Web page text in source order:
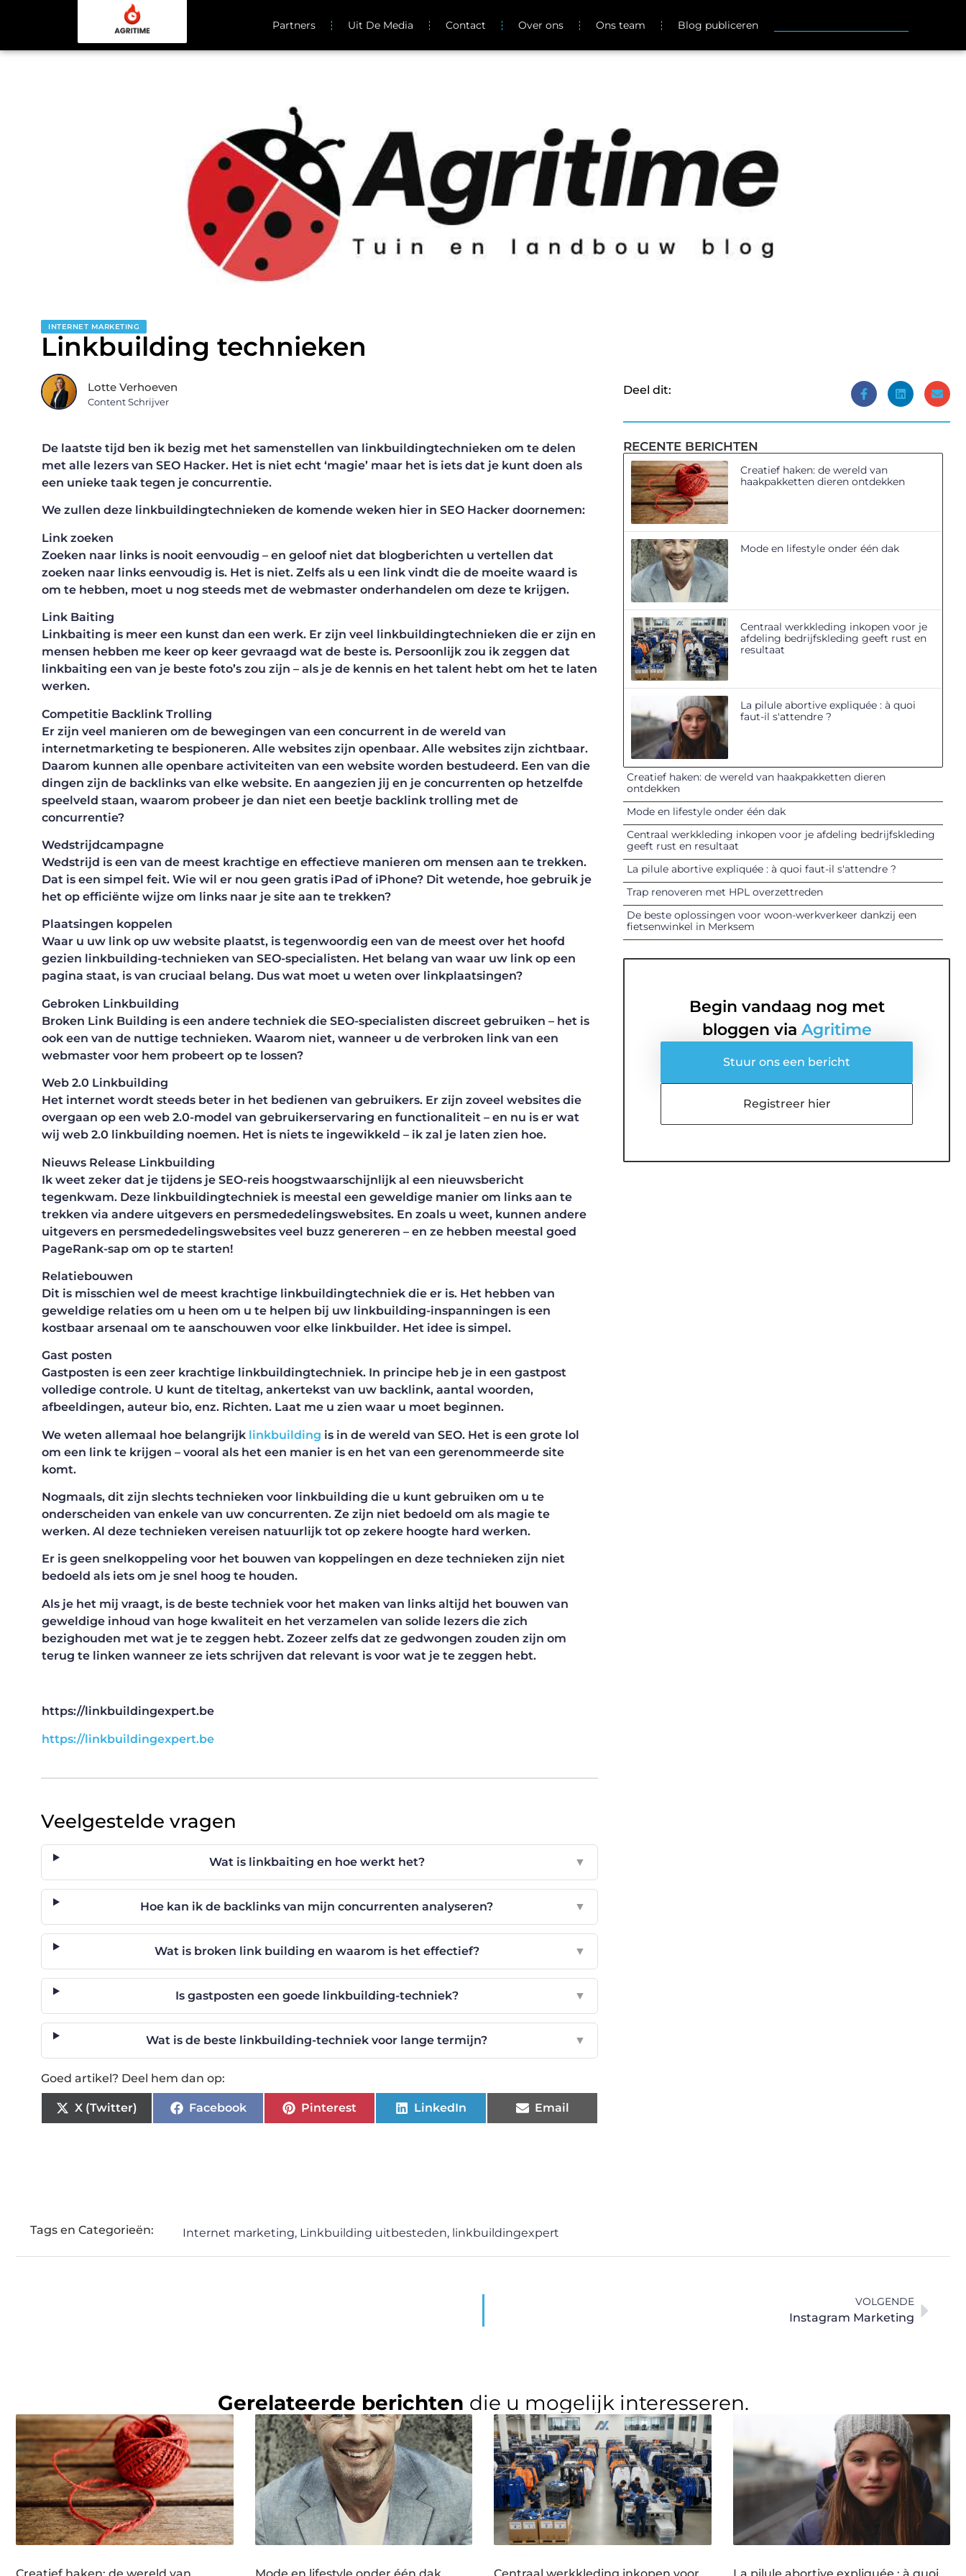
Partners Uit De Media Contact Over ons Ons team Blog publiceren
INTERNET MARKETING
Linkbuilding technieken
Lotte Verhoeven
Content Schrijver
De laatste tijd ben ik bezig met het samenstellen van linkbuildingtechnieken om te delen
met alle lezers van SEO Hacker. Het is niet echt ‘magie’ maar het is iets dat je kunt doen als
een unieke taak tegen je concurrentie.
We zullen deze linkbuildingtechnieken de komende weken hier in SEO Hacker doornemen:
Link zoeken
Zoeken naar links is nooit eenvoudig – en geloof niet dat blogberichten u vertellen dat
zoeken naar links eenvoudig is. Het is niet. Zelfs als u een link vindt die de moeite waard is
om te hebben, moet u nog steeds met de webmaster onderhandelen om deze te krijgen.
Link Baiting
Linkbaiting is meer een kunst dan een werk. Er zijn veel linkbuildingtechnieken die er zijn en
mensen hebben me keer op keer gevraagd wat de beste is. Persoonlijk zou ik zeggen dat
linkbaiting een van je beste foto’s zou zijn – als je de kennis en het talent hebt om het te laten
werken.
Competitie Backlink Trolling
Er zijn veel manieren om de bewegingen van een concurrent in de wereld van
internetmarketing te bespioneren. Alle websites zijn openbaar. Alle websites zijn zichtbaar.
Daarom kunnen alle openbare activiteiten van een website worden bestudeerd. Een van die
dingen zijn de backlinks van elke website. En aangezien jij en je concurrenten op hetzelfde
speelveld staan, waarom probeer je dan niet een beetje backlink trolling met de
concurrentie?
Wedstrijdcampagne
Wedstrijd is een van de meest krachtige en effectieve manieren om mensen aan te trekken.
Dat is een simpel feit. Wie wil er nou geen gratis iPad of iPhone? Dit wetende, hoe gebruik je
het op efficiënte wijze om links naar je site aan te trekken?
Plaatsingen koppelen
Waar u uw link op uw website plaatst, is tegenwoordig een van de meest over het hoofd
gezien linkbuilding-technieken van SEO-specialisten. Het belang van waar uw link op een
pagina staat, is van cruciaal belang. Dus wat moet u weten over linkplaatsingen?
Gebroken Linkbuilding
Broken Link Building is een andere techniek die SEO-specialisten discreet gebruiken – het is
ook een van de nuttige technieken. Waarom niet, wanneer u de verbroken link van een
webmaster voor hem probeert op te lossen?
Web 2.0 Linkbuilding
Het internet wordt steeds beter in het bedienen van gebruikers. Er zijn zoveel websites die
overgaan op een web 2.0-model van gebruikerservaring en functionaliteit – en nu is er wat
wij web 2.0 linkbuilding noemen. Het is niets te ingewikkeld – ik zal je laten zien hoe.
Nieuws Release Linkbuilding
Ik weet zeker dat je tijdens je SEO-reis hoogstwaarschijnlijk al een nieuwsbericht
tegenkwam. Deze linkbuildingtechniek is meestal een geweldige manier om links aan te
trekken via andere uitgevers en persmededelingswebsites. En zoals u weet, kunnen andere
uitgevers en persmededelingswebsites veel buzz genereren – en ze hebben meestal goed
PageRank-sap om op te starten!
Relatiebouwen
Dit is misschien wel de meest krachtige linkbuildingtechniek die er is. Het hebben van
geweldige relaties om u heen om u te helpen bij uw linkbuilding-inspanningen is een
kostbaar arsenaal om te aanschouwen voor elke linkbuilder. Het idee is simpel.
Gast posten
Gastposten is een zeer krachtige linkbuildingtechniek. In principe heb je in een gastpost
volledige controle. U kunt de titeltag, ankertekst van uw backlink, aantal woorden,
afbeeldingen, auteur bio, enz. Richten. Laat me u zien waar u moet beginnen.
We weten allemaal hoe belangrijk linkbuilding is in de wereld van SEO. Het is een grote lol
om een ​​link te krijgen – vooral als het een manier is en het van een gerenommeerde site
komt.
Nogmaals, dit zijn slechts technieken voor linkbuilding die u kunt gebruiken om u te
onderscheiden van enkele van uw concurrenten. Ze zijn niet bedoeld om als magie te
werken. Al deze technieken vereisen natuurlijk tot op zekere hoogte hard werken.
Er is geen snelkoppeling voor het bouwen van koppelingen en deze technieken zijn niet
bedoeld als iets om je snel hoog te houden.
Als je het mij vraagt, is de beste techniek voor het maken van links altijd het bouwen van
geweldige inhoud van hoge kwaliteit en het verzamelen van solide lezers die zich
bezighouden met wat je te zeggen hebt. Zozeer zelfs dat ze gedwongen zouden zijn om
terug te linken wanneer ze iets schrijven dat relevant is voor wat je te zeggen hebt.
https://linkbuildingexpert.be
https://linkbuildingexpert.be
Veelgestelde vragen
Wat is linkbaiting en hoe werkt het? ▼
Hoe kan ik de backlinks van mijn concurrenten analyseren? ▼
Wat is broken link building en waarom is het effectief? ▼
Is gastposten een goede linkbuilding-techniek? ▼
Wat is de beste linkbuilding-techniek voor lange termijn? ▼
Goed artikel? Deel hem dan op:
X (Twitter) Facebook Pinterest LinkedIn Email
Deel dit:
RECENTE BERICHTEN
Creatief haken: de wereld van
haakpakketten dieren ontdekken
Mode en lifestyle onder één dak
Centraal werkkleding inkopen voor je
afdeling bedrijfskleding geeft rust en
resultaat
La pilule abortive expliquée : à quoi
faut-il s'attendre ?
Creatief haken: de wereld van haakpakketten dieren
ontdekken
Mode en lifestyle onder één dak
Centraal werkkleding inkopen voor je afdeling bedrijfskleding
geeft rust en resultaat
La pilule abortive expliquée : à quoi faut-il s'attendre ?
Trap renoveren met HPL overzettreden
De beste oplossingen voor woon-werkverkeer dankzij een
fietsenwinkel in Merksem
Begin vandaag nog met
bloggen via Agritime
Stuur ons een bericht
Registreer hier
Tags en Categorieën: Internet marketing, Linkbuilding uitbesteden, linkbuildingexpert
VOLGENDE
Instagram Marketing
Gerelateerde berichten die u mogelijk interesseren.